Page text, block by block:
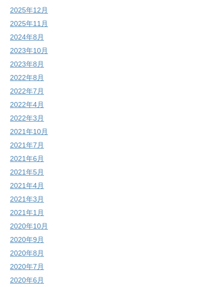
2025年12月
2025年11月
2024年8月
2023年10月
2023年8月
2022年8月
2022年7月
2022年4月
2022年3月
2021年10月
2021年7月
2021年6月
2021年5月
2021年4月
2021年3月
2021年1月
2020年10月
2020年9月
2020年8月
2020年7月
2020年6月